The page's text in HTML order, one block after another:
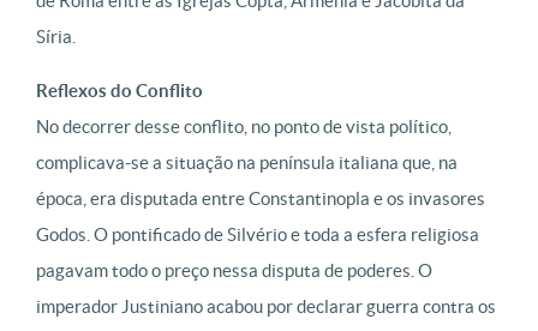
Síria.
Reflexos do Conflito
No decorrer desse conflito, no ponto de vista político,
complicava-se a situação na península italiana que, na
época, era disputada entre Constantinopla e os invasores
Godos. O pontificado de Silvério e toda a esfera religiosa
pagavam todo o preço nessa disputa de poderes. O
imperador Justiniano acabou por declarar guerra contra os